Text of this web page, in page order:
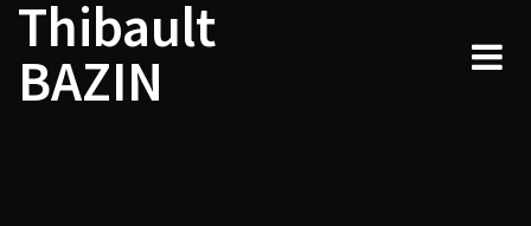
Skip
content
Thibault
BAZIN
Navigation
de